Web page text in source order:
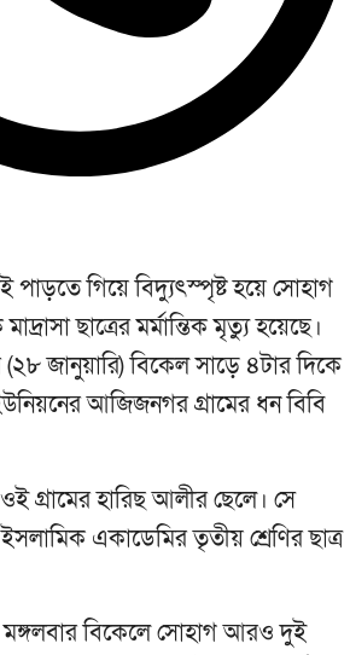
পাড়তে গিয়ে বিদ্যুৎস্পৃষ্ট হয়ে সোহাগ
ছাত্রের মর্মান্তিক মৃত্যু হয়েছে।
জানুয়ারি) বিকেল সাড়ে ৪টার দিকে
আজিজনগর গ্রামের ধন বিবি
গ্রামের হারিছ আলীর ছেলে। সে
একাডেমির তৃতীয় শ্রেণির ছাত্র
মঙ্গলবার বিকেলে সোহাগ আরও দুই